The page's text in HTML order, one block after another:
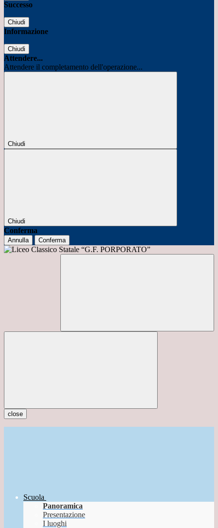
Successo
Chiudi
Informazione
Chiudi
Attendere...
Attendere il completamento dell'operazione...
Chiudi
Chiudi
Conferma
Annulla Conferma
close
Scuola
Panoramica
Presentazione
I luoghi